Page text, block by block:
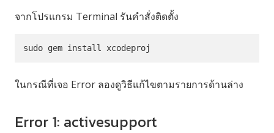
จากโปรแกรม Terminal รันคำสั่งติดตั้ง
sudo gem install xcodeproj
ในกรณีที่เจอ Error ลองดูวิธีแก้ไขตามรายการด้านล่าง
Error 1: activesupport